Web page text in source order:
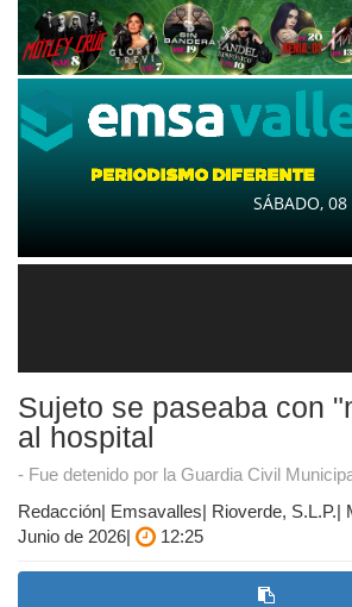
SÁBADO,
Sujeto se paseaba con
al hospital
- Fue detenido por la Guardia Civil
Redacción| Emsavalles| Rioverde, S.L.P.|
Junio de 2026|
12:25